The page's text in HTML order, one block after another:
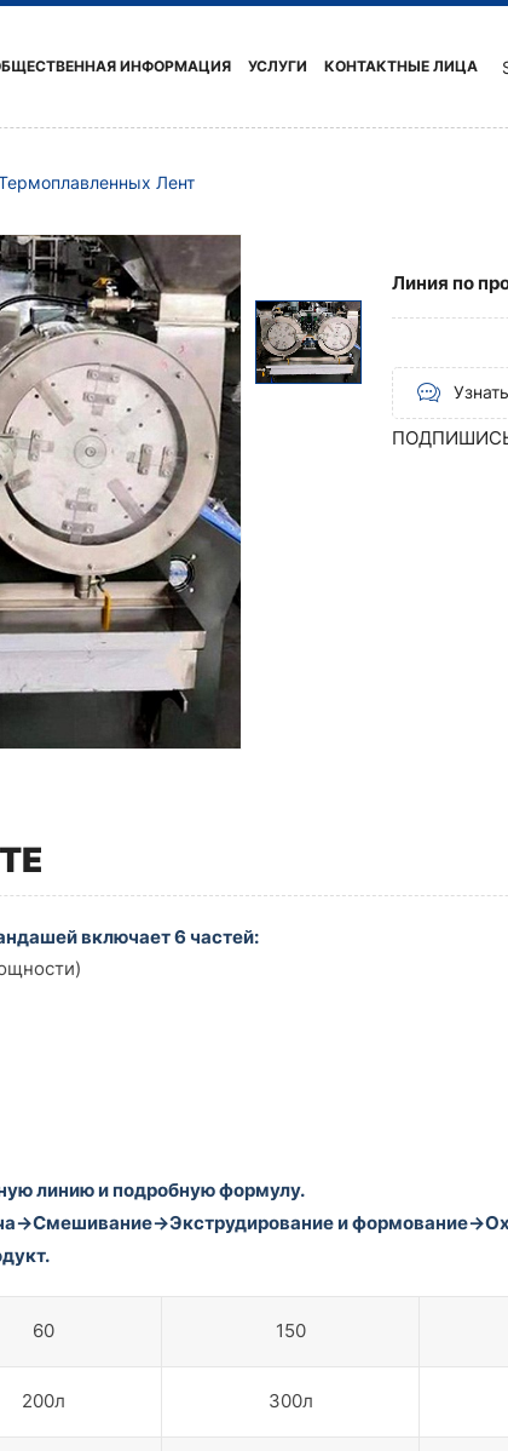
ИНФОРМАЦИЯ УСЛУГИ КОНТАКТНЫЕ ЛИЦА
Лент
Линия по
включает 6 частей:
линию и подробную формулу.
и
60 150
200л 300л